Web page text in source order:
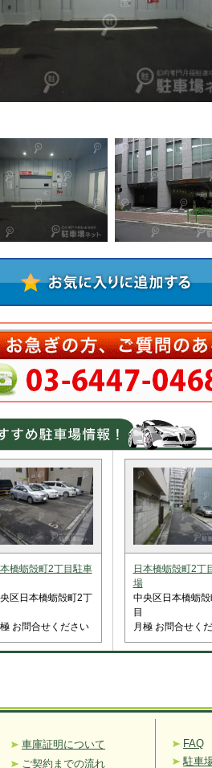
橋蛎殻町2丁目駐車
区日本橋蛎殻町2丁
お問合せください
日本橋蛎殻町2丁
場
中央区日本橋蛎
目
月極 お問合せく
車庫証明について
ご契約までの流れ
FAQ
駐車